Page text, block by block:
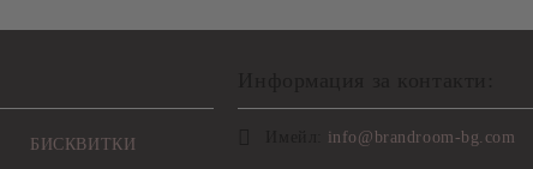
БИСКВИТКИ info@brandroom-bg.com